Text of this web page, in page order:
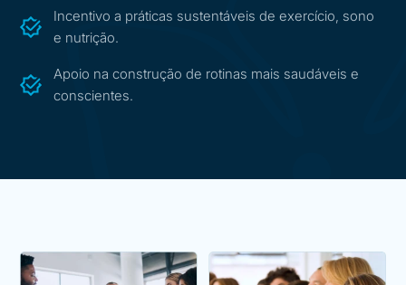
Incentivo a práticas sustentáveis de exercício, sono
e nutrição.
Apoio na construção de rotinas mais saudáveis e
conscientes.